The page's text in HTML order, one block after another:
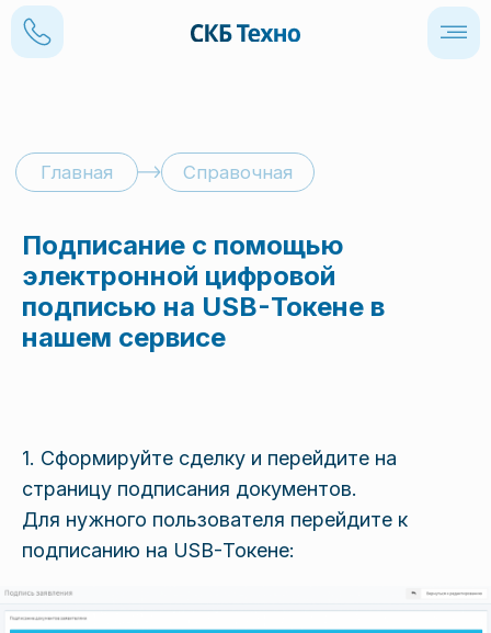
Подписание с помощью
электронной цифровой
подписью на USB-Токене в
нашем сервисе
1. Сформируйте сделку и перейдите на
страницу подписания документов.
Для нужного пользователя перейдите к
подписанию на USB-Токене: